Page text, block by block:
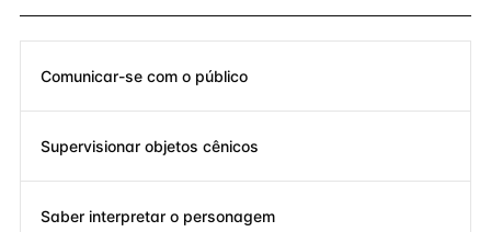
Comunicar-se com o público
Supervisionar objetos cênicos
Saber interpretar o personagem